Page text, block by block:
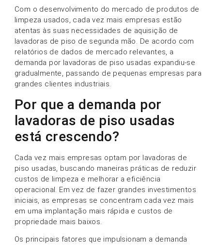
Com o desenvolvimento do mercado de produtos de
limpeza usados, cada vez mais empresas estão
atentas às suas necessidades de aquisição de
lavadoras de piso de segunda mão. De acordo com
relatórios de dados de mercado relevantes, a
demanda por lavadoras de piso usadas expandiu-se
gradualmente, passando de pequenas empresas para
grandes clientes industriais.
Por que a demanda por
lavadoras de piso usadas
está crescendo?
Cada vez mais empresas optam por lavadoras de
piso usadas, buscando maneiras práticas de reduzir
custos de limpeza e melhorar a eficiência
operacional. Em vez de fazer grandes investimentos
iniciais, as empresas se concentram cada vez mais
em uma implantação mais rápida e custos de
propriedade mais baixos.
Os principais fatores que impulsionam a demanda